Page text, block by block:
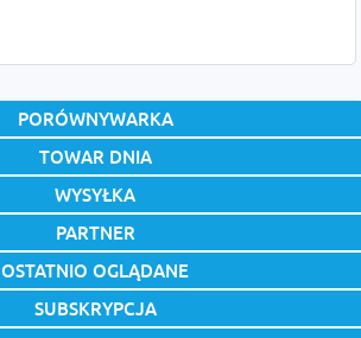
PORÓWNYWARKA
TOWAR DNIA
WYSYŁKA
PARTNER
OSTATNIO OGLĄDANE
SUBSKRYPCJA